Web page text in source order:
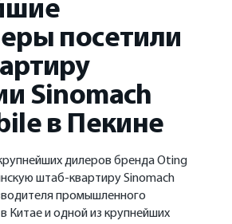
посетили
Sinomach
в Пекине
дилеров бренда Oting
штаб-квартиру Sinomach
промышленного
Китае и одной из крупнейших